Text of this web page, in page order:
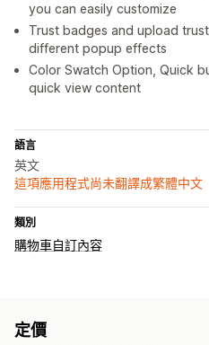
you can easily customize
Trust badges and upload
different popup effects
Color Swatch Option, Quick
quick view content
語言
英文
這項應用程式尚未翻譯成繁體中文
類別
購物車自訂內容
倒數計時器
定價